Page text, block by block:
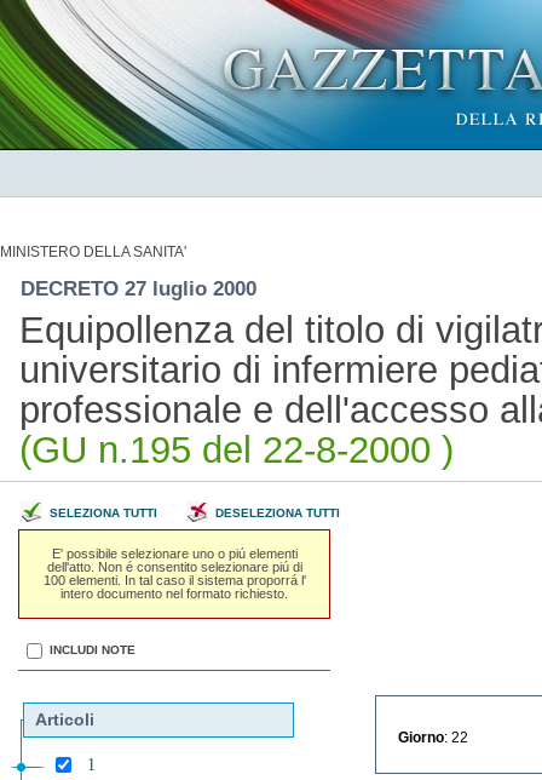
MINISTERO DELLA SANITA'
DECRETO 27 luglio 2000
Equipollenza del titolo di
universitario di infermiere
professionale e dell'accesso
(GU n.195 del 22-8-2000 )
SELEZIONA TUTTI DESELEZIONA TUTTI
E' possibile selezionare uno o piú elementi
dell'atto. Non é consentito selezionare piú di
100 elementi. In tal caso il sistema proporrá l'
intero documento nel formato richiesto.
INCLUDI NOTE
Articoli
1
Giorno : 22